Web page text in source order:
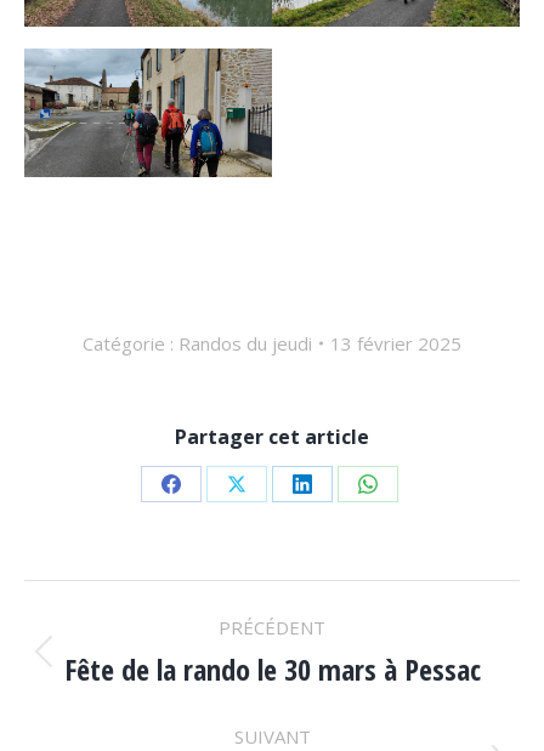
Catégorie : Randos du jeudi 13 février 2025
Partager cet article
Partager
Facebook
Partager
X
Partager
LinkedIn
Partager
WhatsApp
NAVIGATION
ARTICLE
PRÉCÉDENT
Article
:
Fête de la rando le 30 mars à Pessac
SUIVANT